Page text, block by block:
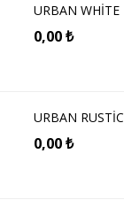
URBAN WHİTE
0,00₺
URBAN RUSTİC
0,00₺